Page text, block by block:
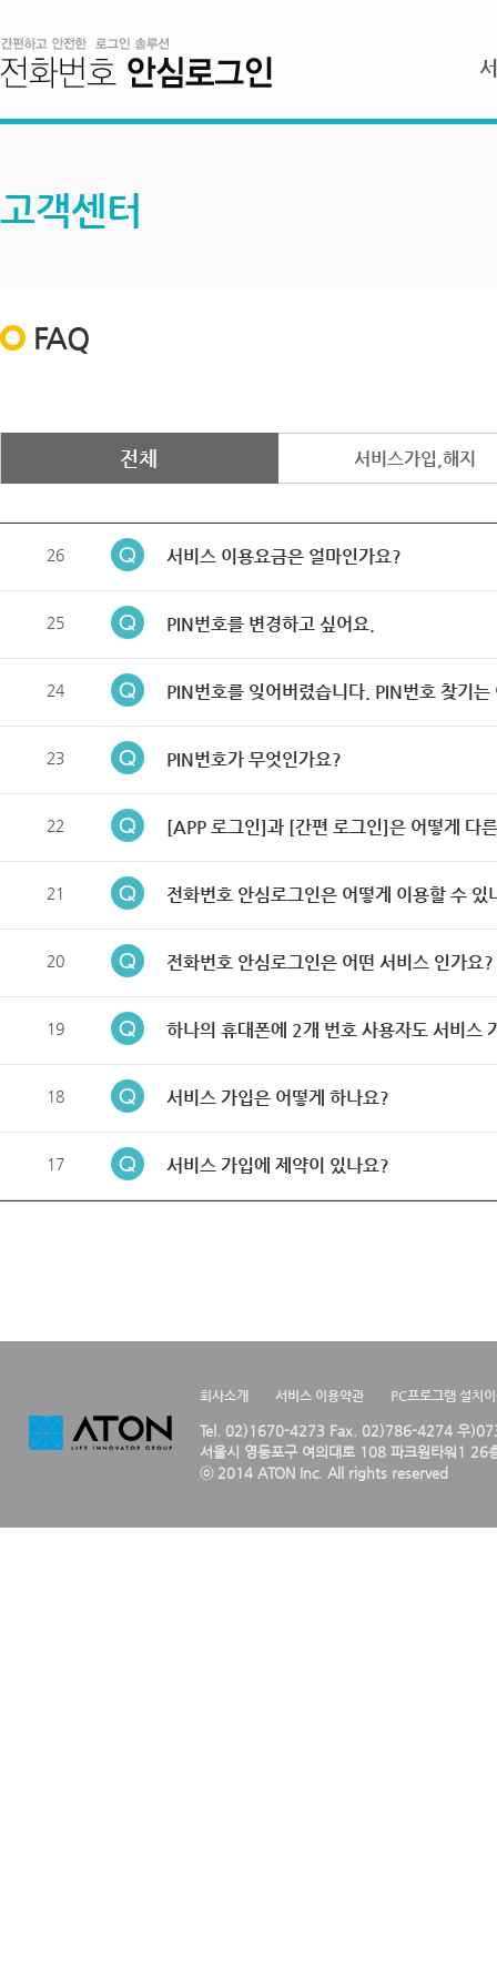
고객센터
FAQ
전체 서비스가입,해지
26 서비스 이용요금은 얼마인가요?
25 PIN번호를 변경하고 싶어요.
24 PIN번호를 잊어버렸습니다. PIN번호 찾기는
23 PIN번호가 무엇인가요?
22 [APP 로그인]과 [간편 로그인]은 어떻게 다
21 전화번호 안심로그인은 어떻게 이용할 수 있
20 전화번호 안심로그인은 어떤 서비스 인가요?
19 하나의 휴대폰에 2개 번호 사용자도 서비스
18 서비스 가입은 어떻게 하나요?
17 서비스 가입에 제약이 있나요?
회사소개 서비스 이용약관 PC프로그램 설치
Tel. 02)1670-4273 Fax. 02)786-4274 우
서울시 영등포구 여의대로 108 파크원타워1 26
ⓒ 2014 ATON Inc. All rights reserved